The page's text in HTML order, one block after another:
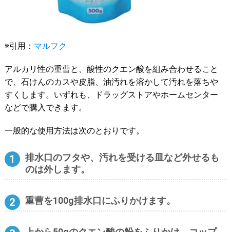
※引用： マルフク
アルカリ性の重曹と、酸性のクエン酸を組み合わせること
で、石けんのカスや皮脂、油汚れを溶かして汚れを落ちや
すくします。いずれも、ドラッグストアやホームセンター
などで購入できます。
一般的な使用方法は次のとおりです。
排水口のフタや、汚れを受ける皿など外せるも
のは外します。
重曹を100g排水口にふりかけます。